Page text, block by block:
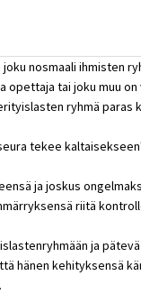
nosmaali ihmisten
opettaja tai joku muu on
ryhmä paras
tekee
ja joskus
riitä
ja
hänen kehityksensä